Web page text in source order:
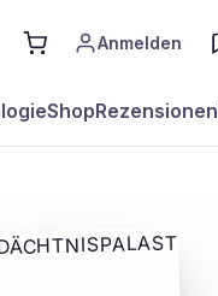
Anmelden
ShopRezensionen